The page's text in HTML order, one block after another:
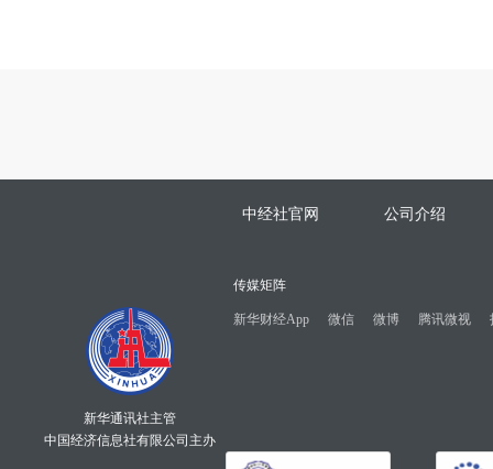
中经社官网 公司介绍
新华通讯社主管
中国经济信息社有限公司主办
传媒矩阵
新华财经App 微信 微博 腾讯微视